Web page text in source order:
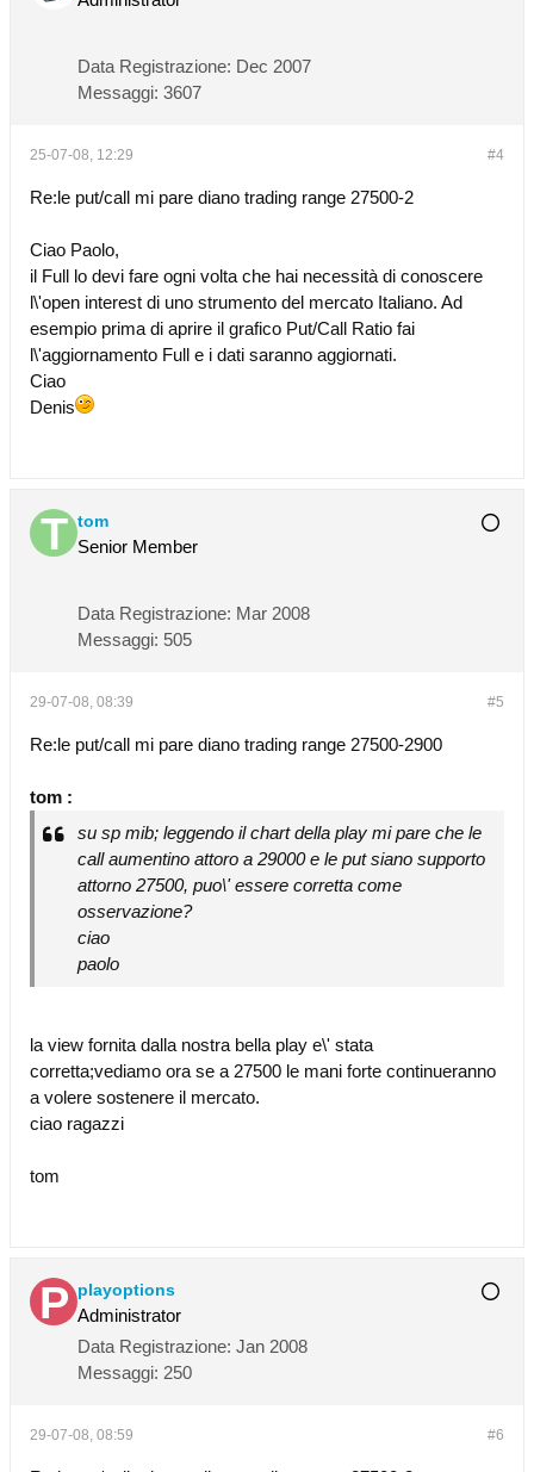
Data Registrazione: Dec 2007
Messaggi: 3607
#4
25-07-08, 12:29
Re:le put/call mi pare diano trading range 27500-2
Ciao Paolo,
il Full lo devi fare ogni volta che hai necessità di conoscere
l\'open interest di uno strumento del mercato Italiano. Ad
esempio prima di aprire il grafico Put/Call Ratio fai
l\'aggiornamento Full e i dati saranno aggiornati.
Ciao
Denis
tom
Senior Member
Data Registrazione: Mar 2008
Messaggi: 505
#5
29-07-08, 08:39
Re:le put/call mi pare diano trading range 27500-2900
tom :
su sp mib; leggendo il chart della play mi pare che le
call aumentino attoro a 29000 e le put siano supporto
attorno 27500, puo\' essere corretta come
osservazione?
ciao
paolo
la view fornita dalla nostra bella play e\' stata
corretta;vediamo ora se a 27500 le mani forte continueranno
a volere sostenere il mercato.
ciao ragazzi
tom
playoptions
Administrator
Data Registrazione: Jan 2008
Messaggi: 250
#6
29-07-08, 08:59